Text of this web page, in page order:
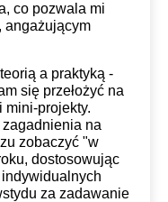
co pozwala mi
angażującym
a praktyką -
się przełożyć na
mini-projekty.
na
zobaczyć "w
dostosowując
za zadawanie